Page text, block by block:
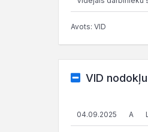
Avots: VID
VID
04.09.2025 A